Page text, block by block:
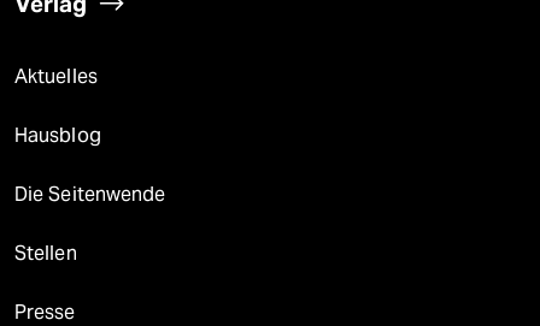
Aktuelles
Hausblog
Die Seitenwende
Stellen
Presse